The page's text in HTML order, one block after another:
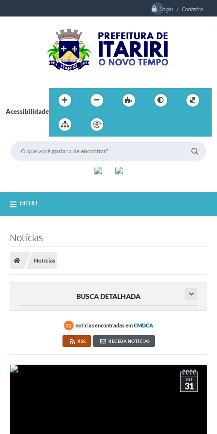
Login / Cadastro
Acessibilidade
MENU
Notícias
Notícias
BUSCA DETALHADA
32 notícias encontradas emCMDCA
RSS RECEBA NOTÍCIAS
JUL
31